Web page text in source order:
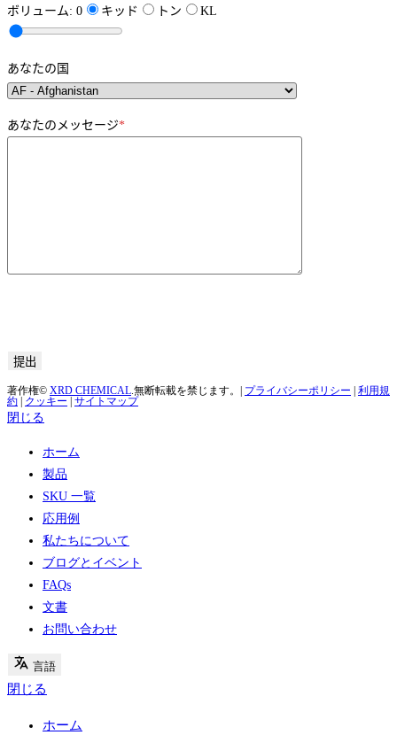
ボリューム: 0 キッド トン KL
あなたの国
あなたのメッセージ*
著作権© XRD CHEMICAL .無断転載を禁じます。| プライバシーポリシー | 利用規
約 | クッキー | サイトマップ
閉じる
ホーム
製品
SKU 一覧
応用例
私たちについて
ブログとイベント
FAQs
文書
お問い合わせ
言語
閉じる
ホーム